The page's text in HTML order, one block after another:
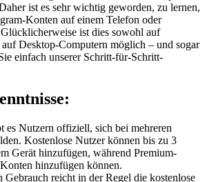
ist es sehr wichtig geworden, zu lernen,
Konten auf einem Telefon oder
ist dies sowohl auf
Desktop-Computern möglich – und sogar
einfach unserer Schritt-für-Schritt-
es Nutzern offiziell, sich bei mehreren
Kostenlose Nutzer können bis zu 3
Gerät hinzufügen, während Premium-
hinzufügen können.
Gebrauch reicht in der Regel die kostenlose